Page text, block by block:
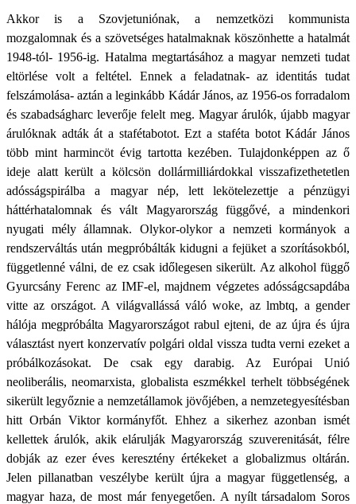
Akkor is a Szovjetuniónak, a nemzetközi kommunista
mozgalomnak és a szövetséges hatalmaknak köszönhette a hatalmát
1948-tól- 1956-ig. Hatalma megtartásához a magyar nemzeti tudat
eltörlése volt a feltétel. Ennek a feladatnak- az identitás tudat
felszámolása- aztán a leginkább Kádár János, az 1956-os forradalom
és szabadságharc leverője felelt meg. Magyar árulók, újabb magyar
árulóknak adták át a stafétabotot. Ezt a staféta botot Kádár János
több mint harmincöt évig tartotta kezében. Tulajdonképpen az ő
ideje alatt került a kölcsön dollármilliárdokkal visszafizethetetlen
adósságspirálba a magyar nép, lett lekötelezettje a pénzügyi
háttérhatalomnak és vált Magyarország függővé, a mindenkori
nyugati mély államnak. Olykor-olykor a nemzeti kormányok a
rendszerváltás után megpróbálták kidugni a fejüket a szorításokból,
függetlenné válni, de ez csak időlegesen sikerült. Az alkohol függő
Gyurcsány Ferenc az IMF-el, majdnem végzetes adósságcsapdába
vitte az országot. A világvallássá váló woke, az lmbtq, a gender
hálója megpróbálta Magyarországot rabul ejteni, de az újra és újra
választást nyert konzervatív polgári oldal vissza tudta verni ezeket a
próbálkozásokat. De csak egy darabig. Az Európai Unió
neoliberális, neomarxista, globalista eszmékkel terhelt többségének
sikerült legyőznie a nemzetállamok jövőjében, a nemzetegyesítésban
hitt Orbán Viktor kormányfőt. Ehhez a sikerhez azonban ismét
kellettek árulók, akik elárulják Magyarország szuverenitását, félre
dobják az ezer éves keresztény értékeket a globalizmus oltárán.
Jelen pillanatban veszélybe került újra a magyar függetlenség, a
magyar haza, de most már fenyegetően. A nyílt társadalom Soros